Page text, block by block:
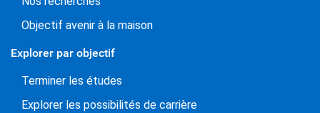
Objectif avenir à la maison
Explorer par objectif
Terminer les études
Explorer les possibilités de carrière